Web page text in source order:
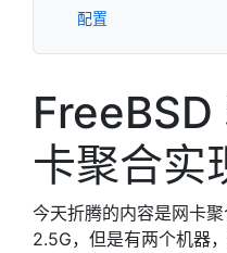
配置
卡聚合实
今天折腾的内容是网卡
2.5G，但是有两个机器